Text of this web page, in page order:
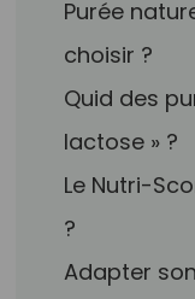
Purée
choisir ?
Quid des
lactose » ?
Le Nutri-
?
Adapter